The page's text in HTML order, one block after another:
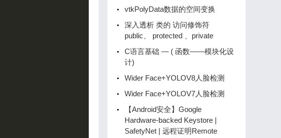
vtkPolyData数据的空间变换
深入透析 类的 访问修饰符
public、 protected 、private
C语言基础 — ( 函数——模块化设
计)
Wider Face+YOLOV8人脸检测
Wider Face+YOLOV7人脸检测
【Android安全】Google
Hardware-backed Keystore |
SafetyNet | 远程证明Remote